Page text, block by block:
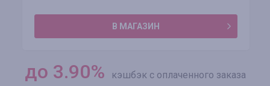
В МАГАЗИН
до 3.90% кэшбэк с оплаченного заказа